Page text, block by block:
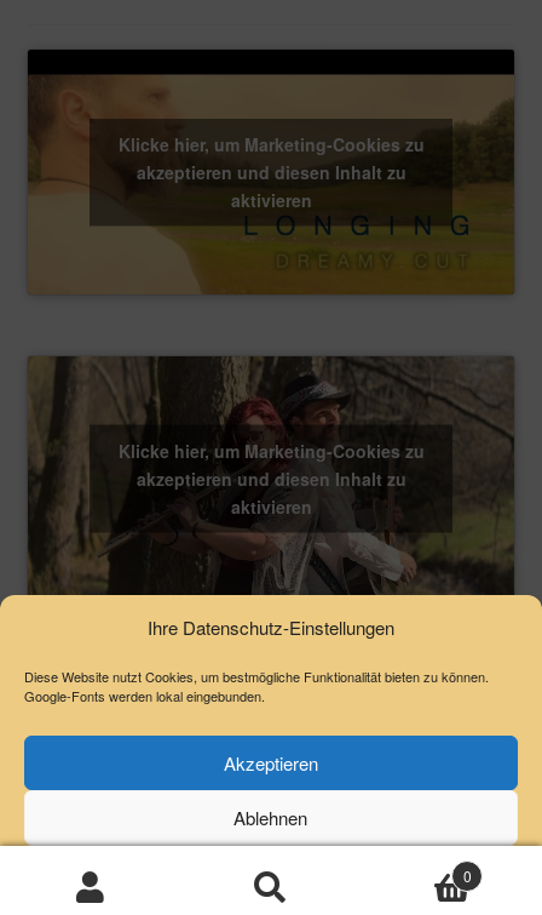
Ihre Datenschutz-Einstellungen
Diese Website nutzt Cookies, um bestmögliche Funktionalität bieten zu können.
Google-Fonts werden lokal eingebunden.
Akzeptieren
Ablehnen
Voreinstellungen anzeigen
Klicke hier, um Marketing-Cookies zu
akzeptieren und diesen Inhalt zu
aktivieren
Klicke hier, um Marketing-Cookies zu
akzeptieren und diesen Inhalt zu
aktivieren
© UNISONO-RECORDS / CD-Shop 2026
Privacy Policy / Datenschutzerklärung AGB.
Suchen
0